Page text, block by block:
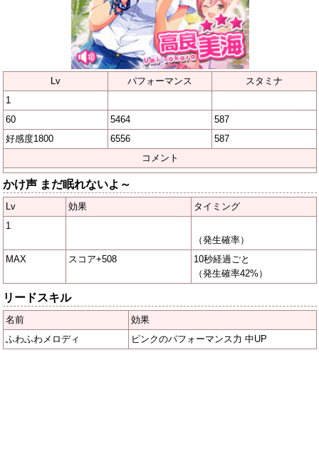
Lv パフォーマンス
スタミナ
1
60
5464
587
好感度1800
6556
587
コメント
かけ声 まだ眠れないよ～
Lv 効果
タイミング
1
（発生確率）
MAX
スコア+508
10秒経過ごと
（発生確率42%）
リードスキル
名前
効果
ふわふわメロディ
ピンクのパフォーマンス力 中UP